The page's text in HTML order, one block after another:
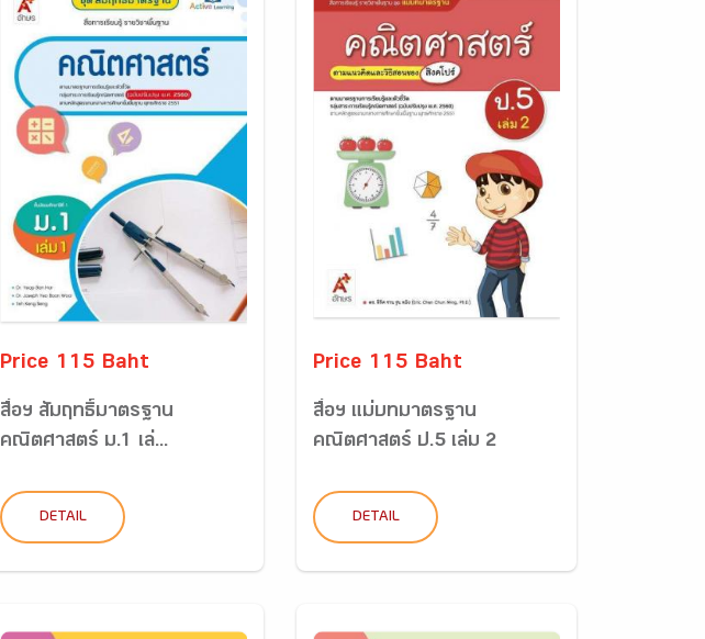
Price 115 Baht
สื่อฯ สัมฤทธิ์มาตรฐาน
คณิตศาสตร์ ม.1 เล่...
DETAIL
Price 115 Baht
สื่อฯ แม่บทมาตรฐาน
คณิตศาสตร์ ป.5 เล่ม 2
DETAIL